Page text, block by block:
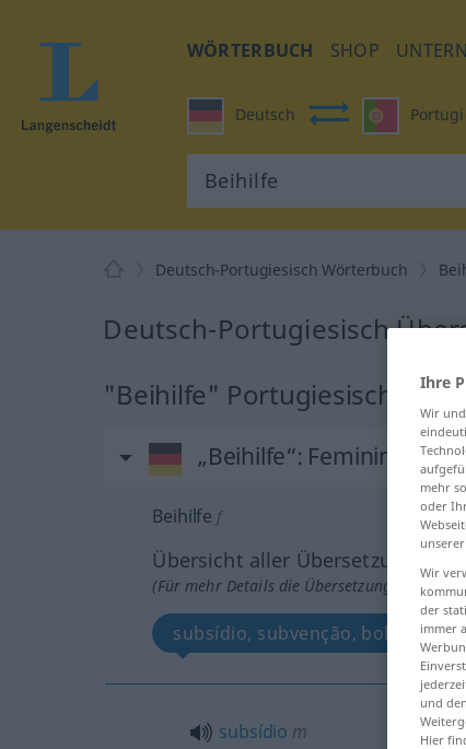
WÖRTERBUCH SHOP
Deutsch
Deutsch-Portugiesisch Wörterbuch
Deutsch-Portugiesisch
"Beihilfe" Portugiesisch
„Beihilfe“: Femininum
Beihilfe f
Übersicht aller Übersetzungen
(Für mehr Details die Übersetzung
subsídio, subvenção, bolsa,
subsídio m
Ihre
Wir
mehr
oder
Wir
der
immer
und
Hier